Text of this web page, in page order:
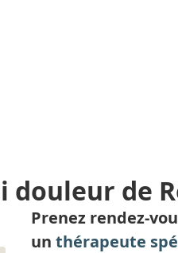
douleur de
Prenez rendez-
un thérapeute